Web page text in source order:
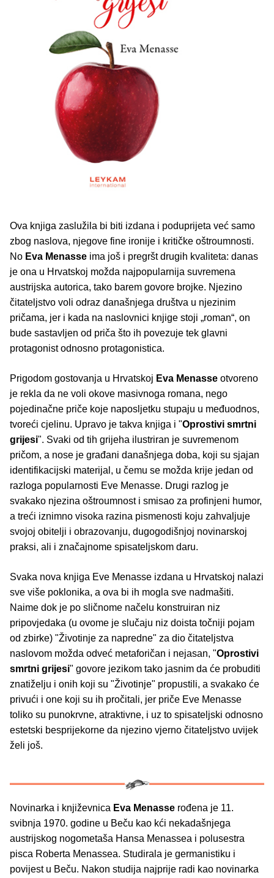
Ova knjiga zaslužila bi biti izdana i poduprijeta već samo
zbog naslova, njegove fine ironije i kritičke oštroumnosti.
No Eva Menasse ima još i pregršt drugih kvaliteta: danas
je ona u Hrvatskoj možda najpopularnija suvremena
austrijska autorica, tako barem govore brojke. Njezino
čitateljstvo voli odraz današnjega društva u njezinim
pričama, jer i kada na naslovnici knjige stoji „roman“, on
bude sastavljen od priča što ih povezuje tek glavni
protagonist odnosno protagonistica.
Prigodom gostovanja u Hrvatskoj Eva Menasse otvoreno
je rekla da ne voli okove masivnoga romana, nego
pojedinačne priče koje naposljetku stupaju u međuodnos,
tvoreći cjelinu. Upravo je takva knjiga i "Oprostivi smrtni
grijesi". Svaki od tih grijeha ilustriran je suvremenom
pričom, a nose je građani današnjega doba, koji su sjajan
identifikacijski materijal, u čemu se možda krije jedan od
razloga popularnosti Eve Menasse. Drugi razlog je
svakako njezina oštroumnost i smisao za profinjeni humor,
a treći iznimno visoka razina pismenosti koju zahvaljuje
svojoj obitelji i obrazovanju, dugogodišnjoj novinarskoj
praksi, ali i značajnome spisateljskom daru.
Svaka nova knjiga Eve Menasse izdana u Hrvatskoj nalazi
sve više poklonika, a ova bi ih mogla sve nadmašiti.
Naime dok je po sličnome načelu konstruiran niz
pripovjedaka (u ovome je slučaju niz doista točniji pojam
od zbirke) "Životinje za napredne" za dio čitateljstva
naslovom možda odveć metaforičan i nejasan, "Oprostivi
smrtni grijesi" govore jezikom tako jasnim da će probuditi
znatiželju i onih koji su "Životinje" propustili, a svakako će
privući i one koji su ih pročitali, jer priče Eve Menasse
toliko su punokrvne, atraktivne, i uz to spisateljski odnosno
estetski besprijekorne da njezino vjerno čitateljstvo uvijek
želi još.
Novinarka i književnica Eva Menasse rođena je 11.
svibnja 1970. godine u Beču kao kći nekadašnjega
austrijskog nogometaša Hansa Menassea i polusestra
pisca Roberta Menassea. Studirala je germanistiku i
povijest u Beču. Nakon studija najprije radi kao novinarka